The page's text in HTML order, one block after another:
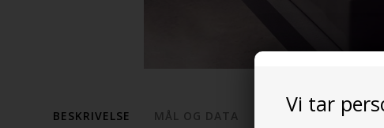
Vi tar
BESKRIVELSE MÅL OG DATA